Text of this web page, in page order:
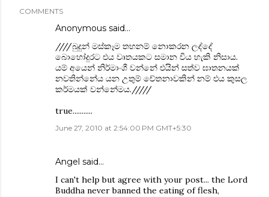
COMMENTS
Anonymous said…
////බුදුන් මස්කෑම තහනම් නොකරන ලද්දේ
බොහෝදුරට එය වෘතයකට සමාන විය හැකි නිසාය.
යම් අයෙන් නිර්මාංශී වන්නේ එයින් සත්ව ඝාතනයක්
නවතින්නේය යන උතුම් චේතනාවකින් නම් එය කුසල
කර්මයක් වන්නේමය./////
true...........
June 27, 2010 at 2:54:00 PM GMT+5:30
Angel said…
I can't help but agree with your post... the Lord
Buddha never banned the eating of flesh,